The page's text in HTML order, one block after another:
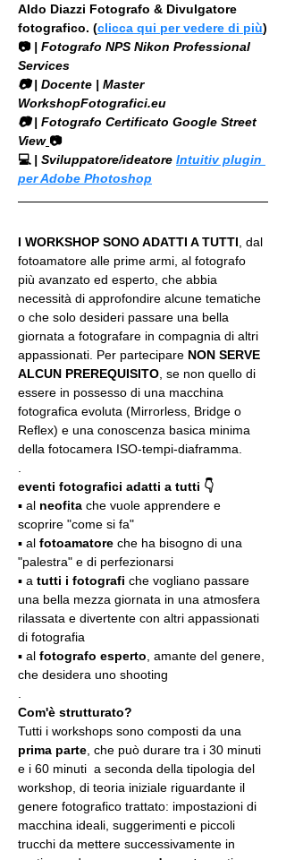
Aldo Diazzi Fotografo & Divulgatore
fotografico. (clicca qui per vedere di più)
📷 | Fotografo NPS Nikon Professional
Services
​📷 | Docente | Master
WorkshopFotografici.eu
📷 | Fotografo Certificato Google Street
View 📷
💻 | Sviluppatore/ideatore Intuitiv plugin
per Adobe Photoshop
I WORKSHOP SONO ADATTI A TUTTI , dal
fotoamatore alle prime armi, al fotografo
più avanzato ed esperto, che abbia
necessità di approfondire alcune tematiche
o che solo desideri passare una bella
giornata a fotografare in compagnia di altri
appassionati. Per partecipare NON SERVE
ALCUN PREREQUISITO , se non quello di
essere in possesso di una macchina
fotografica evoluta (Mirrorless, Bridge o
Reflex) e una conoscenza basica minima
della fotocamera ISO-tempi-diaframma.
eventi fotografici adatti a tutti 👇
▪️ al neofita che vuole apprendere e
scoprire "come si fa"
▪️ al fotoamatore che ha bisogno di una
"palestra" e di perfezionarsi
▪️ a tutti i fotografi che vogliano passare
una bella mezza giornata in una atmosfera
rilassata e divertente con altri appassionati
di fotografia
▪️ al fotografo esperto , amante del genere,
che desidera uno shooting
Com'è strutturato?
Tutti i workshops sono composti da una
prima parte , che può durare tra i 30 minuti
e i 60 minuti  a seconda della tipologia del
workshop, di teoria iniziale riguardante il
genere fotografico trattato: impostazioni di
macchina ideali, suggerimenti e piccoli
trucchi da mettere successivamente in